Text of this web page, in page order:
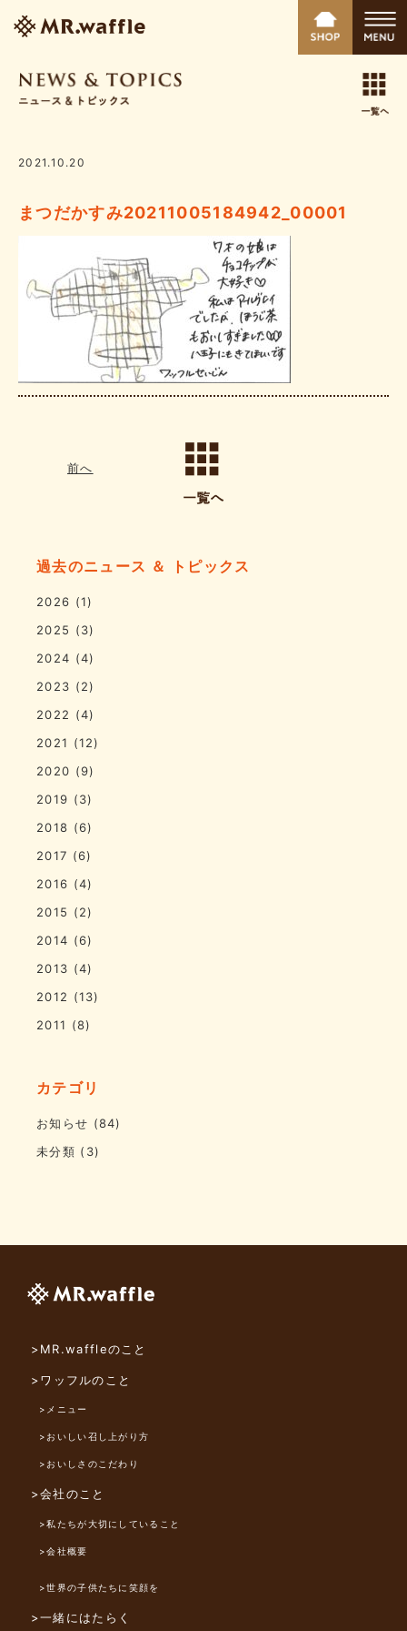
2021.10.20
まつだかすみ20211005184942_00001
前へ
過去のニュース ＆ トピックス
2026 (1)
2025 (3)
2024 (4)
2023 (2)
2022 (4)
2021 (12)
2020 (9)
2019 (3)
2018 (6)
2017 (6)
2016 (4)
2015 (2)
2014 (6)
2013 (4)
2012 (13)
2011 (8)
カテゴリ
お知らせ (84)
未分類 (3)
>MR.waffleのこと
>ワッフルのこと
>メニュー
>おいしい召し上がり方
>おいしさのこだわり
>会社のこと
>私たちが大切にしていること
>会社概要
>世界の子供たちに笑顔を
>一緒にはたらく